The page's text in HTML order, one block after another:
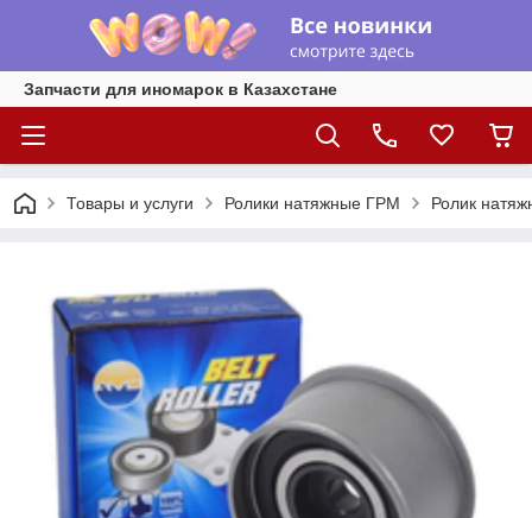
Запчасти для иномарок в Казахстане
Товары и услуги Ролики натяжные ГРМ Ролик